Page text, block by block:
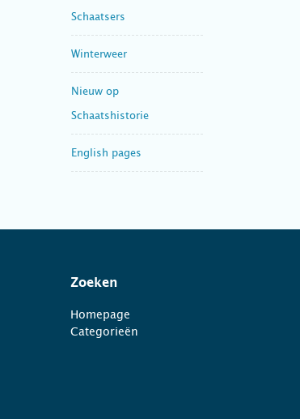
Schaatsers
Winterweer
Nieuw op
Schaatshistorie
English pages
Zoeken
Homepage
Categorieën